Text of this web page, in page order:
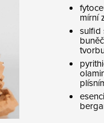
mírní
sulfid